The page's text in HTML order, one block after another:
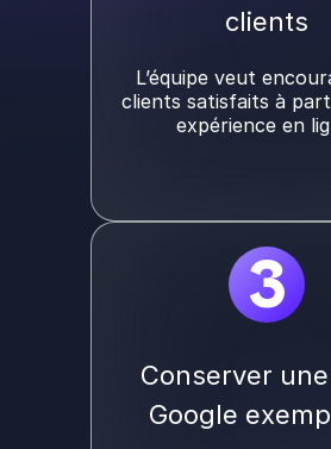
clients
L’équipe veut
clients satisfaits à
expérience en
3
Conserver
Google